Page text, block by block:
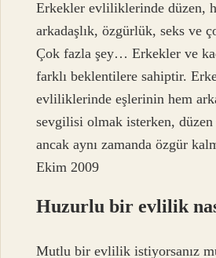
Erkekler evliliklerinde düzen,
arkadaşlık, özgürlük, seks ve
Çok fazla şey… Erkekler ve
farklı beklentilere sahiptir.
evliliklerinde eşlerinin hem
sevgilisi olmak isterken,
ancak aynı zamanda özgür
Ekim 2009
Huzurlu bir evlilik
Mutlu bir evlilik istiyorsanız